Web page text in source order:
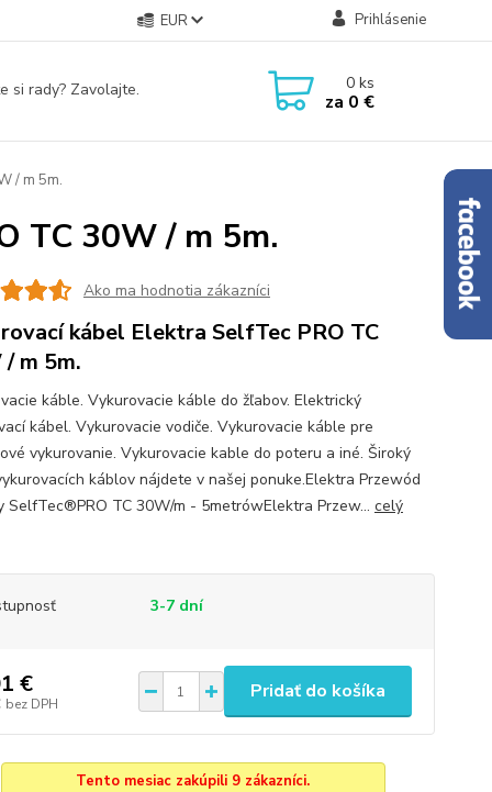
EUR Prihlásenie
si rady? Zavolajte. 0ks
za 0 €
/ m 5m.
TC 30W / m 5m.
Ako ma hodnotia zákazníci
kábel Elektra SelfTec PRO TC
m 5m.
káble. Vykurovacie káble do žľabov. Elektrický
kábel. Vykurovacie vodiče. Vykurovacie káble pre
vykurovanie. Vykurovacie kable do poteru a iné. Široký
káblov nájdete v našej ponuke.Elektra Przewód
SelfTec®PRO TC 30W/m - 5metrówElektra Przew... celý
3-7 dní
€
bez DPH
Pridať do košíka
Tento mesiac zakúpili 9 zákazníci.